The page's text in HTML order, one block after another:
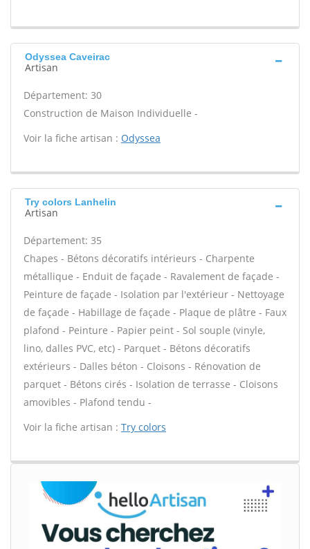
Odyssea Caveirac
Artisan
Département: 30
Construction de Maison Individuelle -
Voir la fiche artisan : Odyssea
Try colors Lanhelin
Artisan
Département: 35
Chapes - Bétons décoratifs intérieurs - Charpente
métallique - Enduit de façade - Ravalement de façade -
Peinture de façade - Isolation par l'extérieur - Nettoyage
de façade - Habillage de façade - Plaque de plâtre - Faux
plafond - Peinture - Papier peint - Sol souple (vinyle,
lino, dalles PVC, etc) - Parquet - Bétons décoratifs
extérieurs - Dalles béton - Cloisons - Rénovation de
parquet - Bétons cirés - Isolation de terrasse - Cloisons
amovibles - Plafond tendu -
Voir la fiche artisan : Try colors